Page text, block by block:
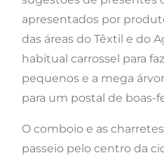
apresentados por
das áreas do Têxtil e do
habitual carrossel para
pequenos e a mega
para um postal de boas-
O comboio e as
passeio pelo centro da